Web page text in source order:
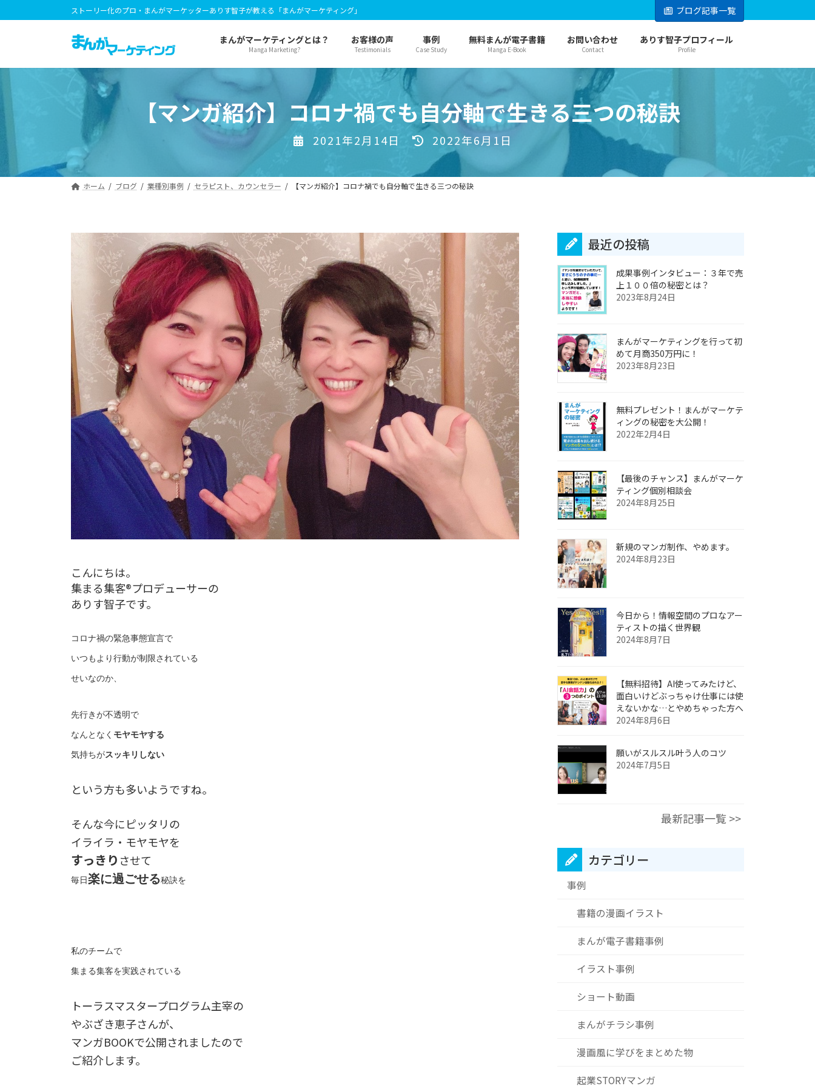
ン
ツ
キ
ビ
シ
に
ストーリー化のプロ・まんがマーケッターありす智子が教える「まんがマーケティング」 ブログ記事一覧
まんがマーケティングとは？
Manga Marketing?
お客様の声
Testimonials
事例
Case Study
無料まんが電子書籍
Manga E-Book
お問い合わせ
Contact
ありす智子プロフィール
Profile
【マンガ紹介】コロナ禍でも自分軸で生きる三つの秘訣
2021年2月14日
最
終
新
:
2022年6月1日
ホーム ブログ 業種別事例 セラピスト、カウンセラー 【マンガ紹介】コロナ禍でも自分軸で生きる三つの秘訣
こんにちは。
集まる集客®プロデューサーの
ありす智子です。
コロナ禍の緊急事態宣言で
いつもより行動が制限されている
せいなのか、
先行きが不透明で
なんとなく モヤモヤする
気持ちがスッキリしない
という方も多いようですね。
そんな今にピッタリの
イライラ・モヤモヤを
すっきり させて
毎日楽に過ごせる秘訣を
私のチームで
集まる集客を実践されている
トーラスマスタープログラム主宰の
やぶざき恵子さんが、
マンガBOOKで公開されましたので
ご紹介します。
最近の投稿
成果事例インタビュー：３年で売
上１００倍の秘密とは？
2023年8月24日
まんがマーケティングを行って初
めて月商350万円に！
2023年8月23日
無料プレゼント！まんがマーケテ
ィングの秘密を大公開！
2022年2月4日
【最後のチャンス】まんがマーケ
ティング個別相談会
2024年8月25日
新規のマンガ制作、やめます。
2024年8月23日
今日から！情報空間のプロなアー
ティストの描く世界観
2024年8月7日
【無料招待】AI使ってみたけど、
面白いけどぶっちゃけ仕事には使
えないかな…とやめちゃった方へ
2024年8月6日
願いがスルスル叶う人のコツ
2024年7月5日
最新記事一覧 >>
カテゴリー
事例
書籍の漫画イラスト
まんが電子書籍事例
イラスト事例
ショート動画
まんがチラシ事例
漫画風に学びをまとめた物
起業STORYマンガ